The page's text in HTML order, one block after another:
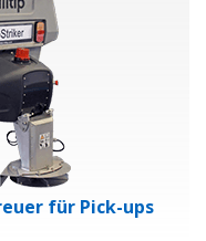
für Pick-ups